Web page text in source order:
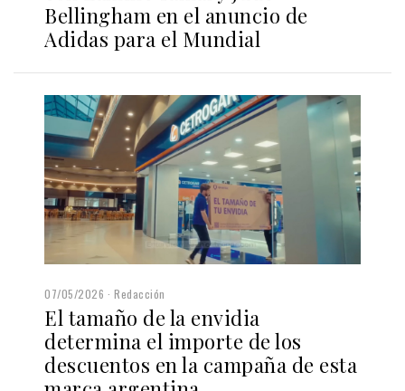
Bellingham en el anuncio de
Adidas para el Mundial
07/05/2026 Redacción
El tamaño de la envidia
determina el importe de los
descuentos en la campaña de esta